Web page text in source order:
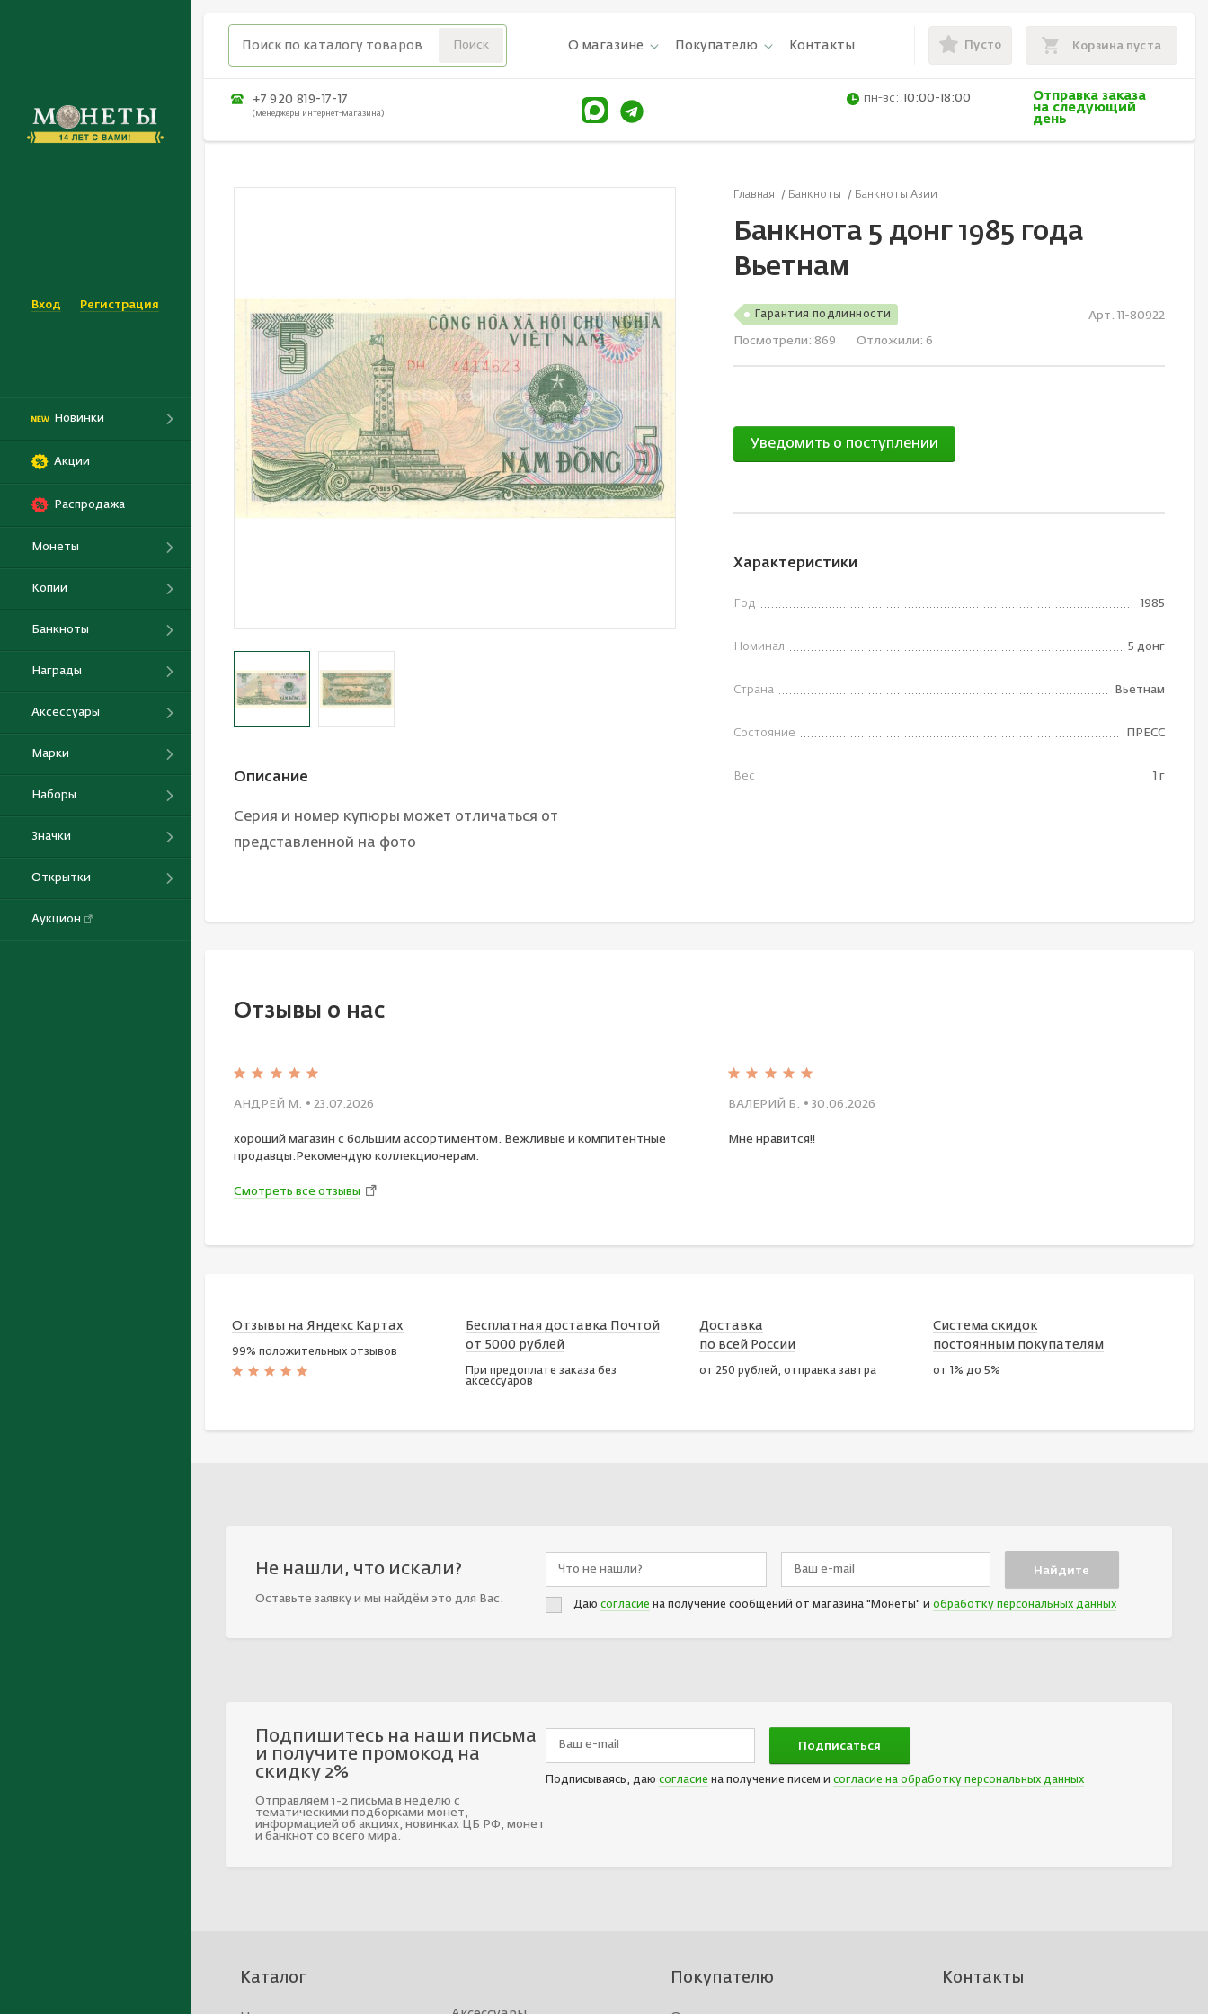
Вход Регистрация
Новинки
Акции
Распродажа
Монеты
Копии
Банкноты
Награды
Аксессуары
Марки
Наборы
Значки
Открытки
Аукцион
О магазине Покупателю Контакты Пусто Корзина пуста
+7 920 819-17-17
(менеджеры интернет-магазина)
пн-вс: 10:00-18:00
Отправка заказа
на следующий
день
Описание
Серия и номер купюры может отличаться от
представленной на фото
Главная Банкноты Банкноты Азии
Банкнота 5 донг 1985 года
Вьетнам
Гарантия подлинности Арт. 11-80922
Посмотрели: 869 Отложили: 6
Уведомить о поступлении
Характеристики
Год 1985
Номинал 5 донг
Страна Вьетнам
Состояние ПРЕСС
Вес 1 г
Отзывы о нас
АНДРЕЙ М. • 23.07.2026
хороший магазин с большим ассортиментом. Вежливые и компитентные
продавцы.Рекомендую коллекционерам.
ВАЛЕРИЙ Б. • 30.06.2026
Мне нравится!!
Смотреть все отзывы
Отзывы на Яндекс Картах
99% положительных отзывов
Бесплатная доставка Почтой
от 5000 рублей
При предоплате заказа без
аксессуаров
Доставка
по всей России
от 250 рублей, отправка завтра
Система скидок
постоянным покупателям
от 1% до 5%
Не нашли, что искали?
Оставьте заявку и мы найдём это для Вас.
Даю согласие на получение сообщений от магазина "Монеты" и обработку персональных данных
Подпишитесь на наши письма
и получите промокод на
скидку 2%
Отправляем 1-2 письма в неделю с
тематическими подборками монет,
информацией об акциях, новинках ЦБ РФ, монет
и банкнот со всего мира.
Подписываясь, даю согласие на получение писем и согласие на обработку персональных данных
Каталог Покупателю Контакты